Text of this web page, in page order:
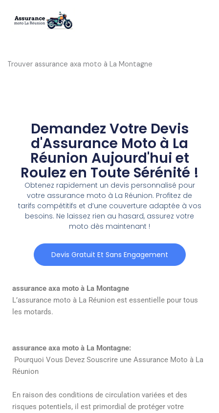
Trouver assurance axa moto à La Montagne
Demandez Votre Devis
d'Assurance Moto à La
Réunion Aujourd'hui et
Roulez en Toute Sérénité !
Obtenez rapidement un devis personnalisé pour
votre assurance moto à La Réunion. Profitez de
tarifs compétitifs et d’une couverture adaptée à vos
besoins. Ne laissez rien au hasard, assurez votre
moto dès maintenant !
Devis Gratuit Et Sans Engagement
assurance axa moto à La Montagne
L’assurance moto à La Réunion est essentielle pour tous
les motards.
assurance axa moto à La Montagne:
Pourquoi Vous Devez Souscrire une Assurance Moto à La
Réunion
En raison des conditions de circulation variées et des
risques potentiels, il est primordial de protéger votre